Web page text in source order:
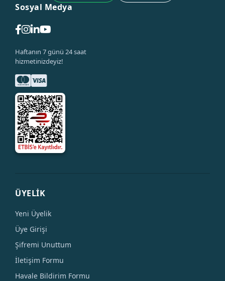
Sosyal Medya
Haftanın 7 günü 24 saat
hizmetinizdeyiz!
ÜYELİK
Yeni Üyelik
Üye Girişi
Şifremi Unuttum
İletişim Formu
Havale Bildirim Formu